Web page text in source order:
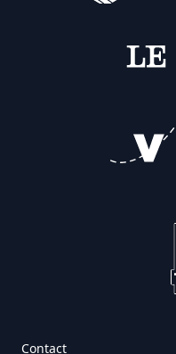
Contact